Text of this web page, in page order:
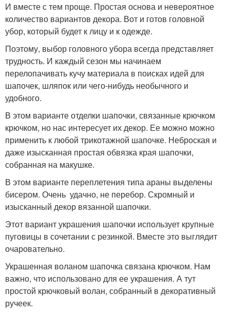
И вместе с тем проще. Простая основа и невероятное
количество вариантов декора. Вот и готов головной
убор, который будет к лицу и к одежде.
Поэтому, выбор головного убора всегда представляет
трудность. И каждый сезон мы начинаем
перелопачивать кучу материала в поисках идей для
шапочек, шляпок или чего-нибудь необычного и
удобного.
В этом варианте отделки шапочки, связанные крючком
крючком, но нас интересует их декор. Ее можно можно
применить к любой трикотажной шапочке. Неброская и
даже изысканная простая обвязка края шапочки,
собранная на макушке.
В этом варианте переплетения типа араны выделены
бисером. Очень удачно, не перебор. Скромный и
изысканный декор вязанной шапочки.
Этот вариант украшения шапочки использует крупные
пуговицы в сочетании с резинкой. Вместе это выглядит
очаровательно.
Украшенная воланом шапочка связана крючком. Нам
важно, что использовано для ее украшения. А тут
простой крючковый волан, собранный в декоративный
ручеек.